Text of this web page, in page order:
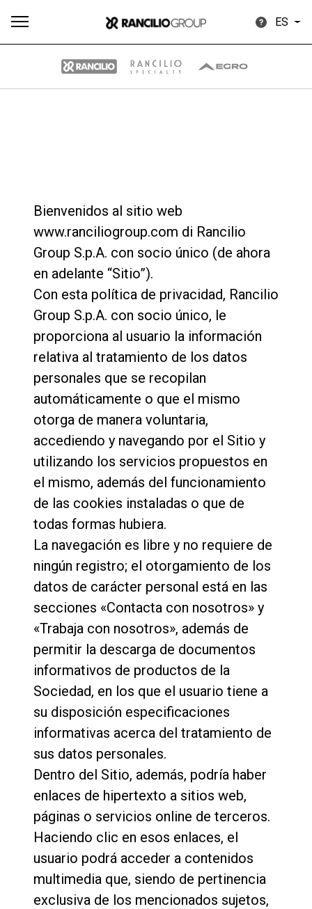
ES
Bienvenidos al sitio web
www.ranciliogroup.com di Rancilio
Group S.p.A. con socio único (de ahora
en adelante “Sitio”).
Con esta política de privacidad, Rancilio
Group S.p.A. con socio único, le
proporciona al usuario la información
relativa al tratamiento de los datos
personales que se recopilan
automáticamente o que el mismo
otorga de manera voluntaria,
accediendo y navegando por el Sitio y
utilizando los servicios propuestos en
el mismo, además del funcionamiento
de las cookies instaladas o que de
todas formas hubiera.
La navegación es libre y no requiere de
ningún registro; el otorgamiento de los
datos de carácter personal está en las
secciones «Contacta con nosotros» y
«Trabaja con nosotros», además de
permitir la descarga de documentos
informativos de productos de la
Sociedad, en los que el usuario tiene a
su disposición especificaciones
informativas acerca del tratamiento de
sus datos personales.
Dentro del Sitio, además, podría haber
enlaces de hipertexto a sitios web,
páginas o servicios online de terceros.
Haciendo clic en esos enlaces, el
usuario podrá acceder a contenidos
multimedia que, siendo de pertinencia
exclusiva de los mencionados sujetos,
Our brands
Group
Noticias
Historia
Nuestros laboratorios
Sostenibilidad
Connect
Contacto
Política de Privacidad